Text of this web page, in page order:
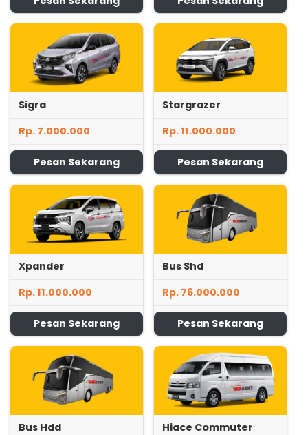
Sigra
Rp. 7.000.000
Pesan Sekarang
Stargrazer
Rp. 11.000.000
Pesan Sekarang
Xpander
Rp. 11.000.000
Pesan Sekarang
Bus Shd
Rp. 76.000.000
Pesan Sekarang
Bus Hdd
Hiace Commuter